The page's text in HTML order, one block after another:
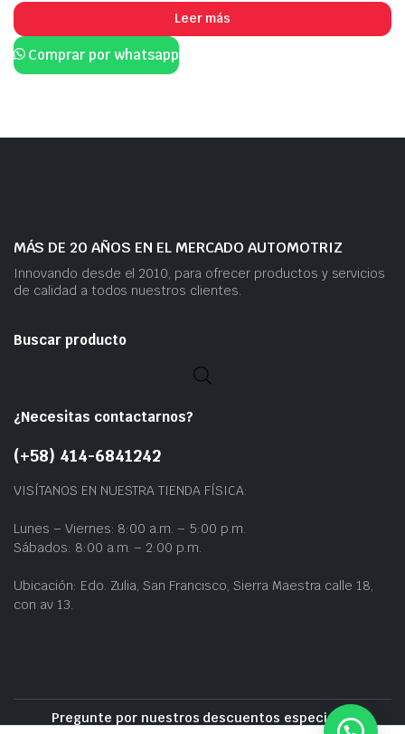
Leer más
Comprar por whatsapp
MÁS DE 20 AÑOS EN EL MERCADO AUTOMOTRIZ
Innovando desde el 2010, para ofrecer productos y servicios
de calidad a todos nuestros clientes.
Buscar producto
¿Necesitas contactarnos?
(+58) 414-6841242
VISÍTANOS EN NUESTRA TIENDA FÍSICA:
Lunes – Viernes: 8:00 a.m. – 5:00 p.m.
Sábados: 8:00 a.m. – 2:00 p.m.
Ubicación: Edo. Zulia, San Francisco, Sierra Maestra calle 18,
con av 13.
Pregunte por nuestros descuentos especiales